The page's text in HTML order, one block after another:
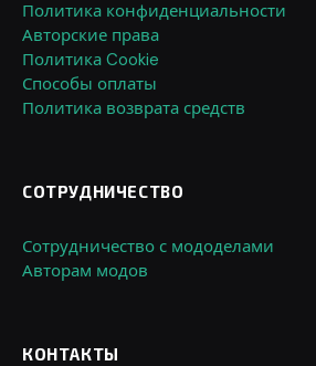
Политика конфиденциальности
Авторские права
Политика Cookie
Способы оплаты
Политика возврата средств
СОТРУДНИЧЕСТВО
Сотрудничество с мододелами
Авторам модов
КОНТАКТЫ